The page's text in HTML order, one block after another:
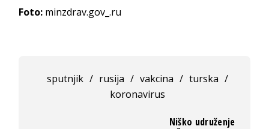
Foto: minzdrav.gov_.ru
sputnjik / rusija / vakcina / turska /
koronavirus
Niško udruženje